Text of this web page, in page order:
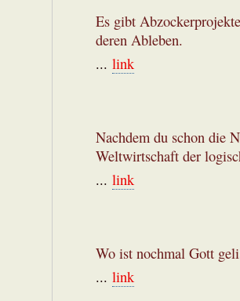
Es gibt
deren Ableben.
... link
Nachdem du schon die
Weltwirtschaft der
... link
Wo ist nochmal Gott
... link